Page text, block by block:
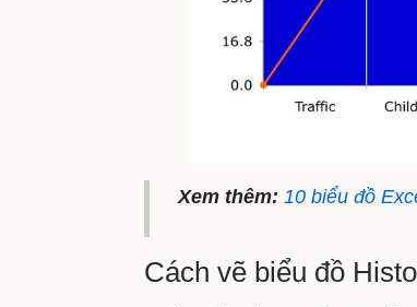
Xem thêm: 10 biểu đồ
Cách vẽ biểu đồ